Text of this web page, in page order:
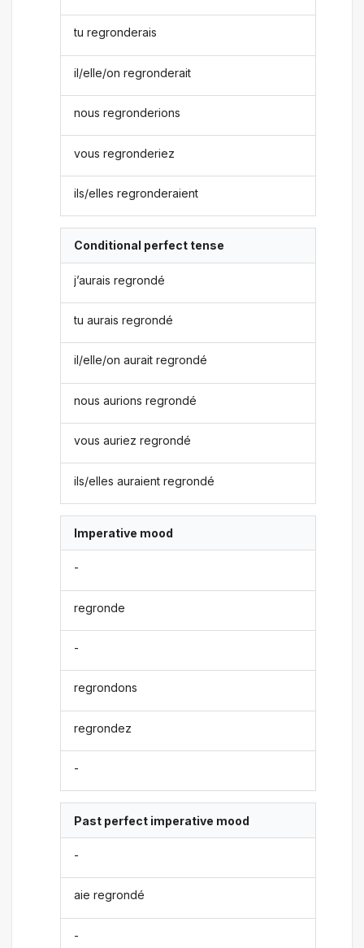
tu regronderais
il/elle/on regronderait
nous regronderions
vous regronderiez
ils/elles regronderaient
Conditional perfect tense
j’aurais regrondé
tu aurais regrondé
il/elle/on aurait regrondé
nous aurions regrondé
vous auriez regrondé
ils/elles auraient regrondé
Imperative mood
-
regronde
-
regrondons
regrondez
-
Past perfect imperative mood
-
aie regrondé
-